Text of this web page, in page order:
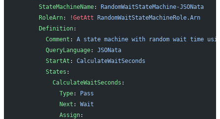
      StateMachineName
: RandomWaitStateMachine-JSONata
      RoleArn
: !GetAtt RandomWaitStateMachineRole.Arn
      Definition
:
        Comment
: A state machine with random wait time
        QueryLanguage
: JSONata
        StartAt
: CalculateWaitSeconds
        States
:
          CalculateWaitSeconds
:
            Type
: Pass
            Next
: Wait
            Assign
: